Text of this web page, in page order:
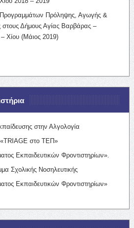
Προγραμμάτων Πρόληψης, Αγωγής &
στους Δήμους Αγίας Βαρβάρας –
Χίου (Μάιος 2019)
στην Αλγολογία
«TRIAGE στο ΤΕΠ»
Εκπαιδευτικών Φροντιστηρίων».
Σχολικής Νοσηλευτικής
Εκπαιδευτικών Φροντιστηρίων»